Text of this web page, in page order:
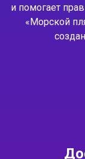
и помогает
«Морской